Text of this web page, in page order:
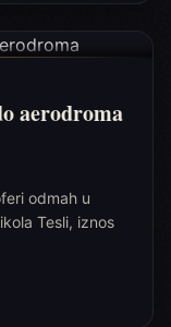
aerodroma
odmah u
Tesli, iznos